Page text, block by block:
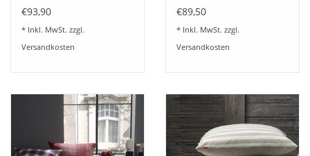
• bügel- und pflegeleicht
• OEKO-TEX®MADE IN GREEN zertifiziert made in EU
Gerne beraten wir Sie dazu
07322-919376
Digitaldruck 584480
€93,90
* Inkl. MwSt. zzgl.
Versandkosten
Fb.9 603742
€89,50
* Inkl. MwSt. zzgl.
Versandkosten